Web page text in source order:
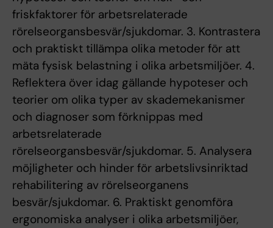
friskfaktorer för arbetsrelaterade
rörelseorgansbesvär/sjukdomar. 3. Kontrastera
och praktiskt tillämpa olika metoder för att
mäta fysisk belastning i olika arbetsmiljöer. 4.
Reflektera över idag gällande hypoteser och
teorier om olika typer av skademekanismer
och diagnoser som förknippas med
arbetsrelaterade
rörelseorgansbesvär/sjukdomar. 5. Analysera
möjligheter och hinder för arbetslivsinriktad
rehabilitering av rörelseorganens
besvär/sjukdomar. 6. Praktiskt genomföra
ergonomiska analyser i olika arbetsmiljöer,